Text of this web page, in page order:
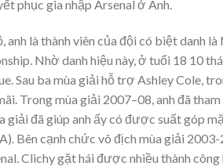
phục gia nhập Arsenal ở Anh.
là thành viên của đội có biệt danh
Nhờ danh hiệu này, ở tuổi 18 10
Sau ba mùa giải hỗ trợ Ashley Cole,
Trong mùa giải 2007–08, anh đã
giải đã giúp anh ấy có được suất góp
Bên cạnh chức vô địch mùa giải 2003-
Clichy gặt hái được nhiều thành